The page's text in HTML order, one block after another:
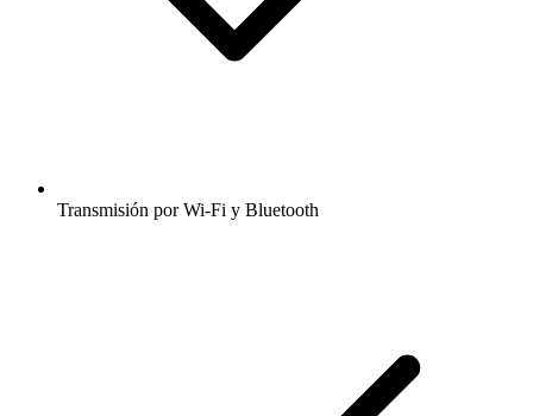
Transmisión por Wi-Fi y Bluetooth